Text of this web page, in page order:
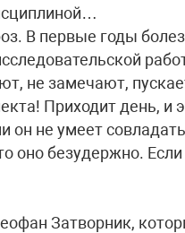
В первые годы
не замечают,
Приходит день,
он не умеет
оно безудержно.
Затворник,